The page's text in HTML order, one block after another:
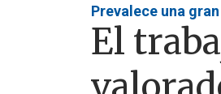
Prevalece una
El